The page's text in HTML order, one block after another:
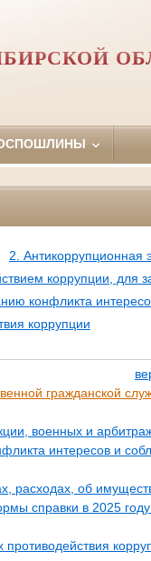
2. Антикоррупционная
коррупции, для
конфликта
коррупции
гражданской
военных и
интересов и
расходах, об
справки в 2025